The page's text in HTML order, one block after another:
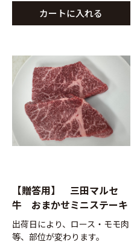
カートに入れる
【贈答用】 三田マルセ
牛 おまかせミニステーキ
出荷日により、ロース・モモ肉
等、部位が変わります。